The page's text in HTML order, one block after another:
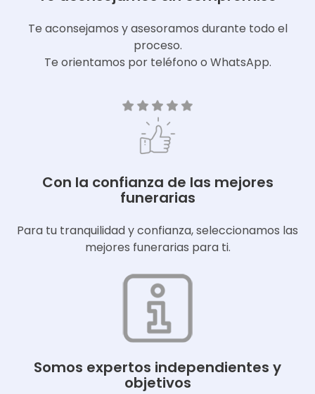
Te aconsejamos y asesoramos durante todo el
proceso.
Te orientamos por teléfono o WhatsApp.
Con la confianza de las mejores
funerarias
Para tu tranquilidad y confianza, seleccionamos las
mejores funerarias para ti.
Somos expertos independientes y
objetivos